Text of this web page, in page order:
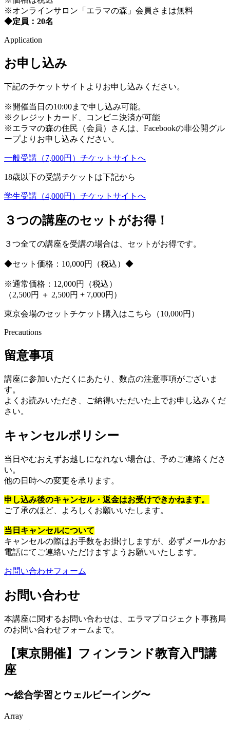
※オンラインサロン「エラマの森」会員さまは無料
◆定員：20名
Application
お申し込み
下記のチケットサイトよりお申し込みください。
※開催当日の10:00まで申し込み可能。
※クレジットカード、コンビニ決済が可能
※エラマの森の住民（会員）さんは、Facebookの非公開グル
ープよりお申し込みください。
一般受講（7,000円）チケットサイトへ
18歳以下の受講チケットは下記から
学生受講（4,000円）チケットサイトへ
３つの講座のセットがお得！
３つ全ての講座を受講の場合は、セットがお得です。
◆セット価格：10,000円（税込）◆
※通常価格：12,000円（税込）
（2,500円 ＋ 2,500円 + 7,000円）
東京会場のセットチケット購入はこちら（10,000円）
Precautions
留意事項
講座に参加いただくにあたり、数点の注意事項がございま
す。
よくお読みいただき、ご納得いただいた上でお申し込みくだ
さい。
キャンセルポリシー
当日やむおえずお越しになれない場合は、予めご連絡くださ
い。
他の日時への変更を承ります。
申し込み後のキャンセル・返金はお受けできかねます。
ご了承のほど、よろしくお願いいたします。
当日キャンセルについて
キャンセルの際はお手数をお掛けしますが、必ずメールかお
電話にてご連絡いただけますようお願いいたします。
お問い合わせフォーム
お問い合わせ
本講座に関するお問い合わせは、エラマプロジェクト事務局
のお問い合わせフォームまで。
【東京開催】フィンランド教育入門講
座
〜総合学習とウェルビーイング〜
Array